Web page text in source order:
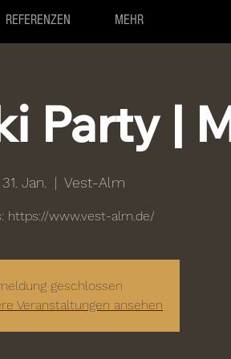
REFERENZEN MEHR
Party |
Jan.
  |
Vest-Alm
https://www.vest-alm.de/
geschlossen
Veranstaltungen ansehen